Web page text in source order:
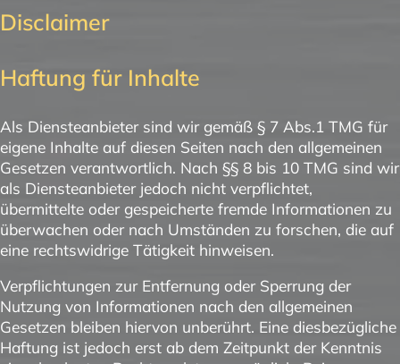
Disclaimer
Haftung für Inhalte
Als Diensteanbieter sind wir gemäß § 7 Abs.1 TMG für
eigene Inhalte auf diesen Seiten nach den allgemeinen
Gesetzen verantwortlich. Nach §§ 8 bis 10 TMG sind wir
als Diensteanbieter jedoch nicht verpflichtet,
übermittelte oder gespeicherte fremde Informationen zu
überwachen oder nach Umständen zu forschen, die auf
eine rechtswidrige Tätigkeit hinweisen.
Verpflichtungen zur Entfernung oder Sperrung der
Nutzung von Informationen nach den allgemeinen
Gesetzen bleiben hiervon unberührt. Eine diesbezügliche
Haftung ist jedoch erst ab dem Zeitpunkt der Kenntnis